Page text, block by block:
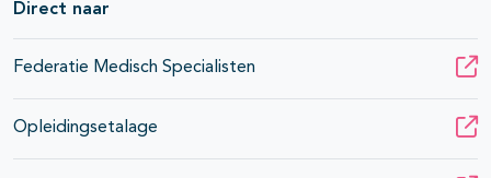
Direct naar
Federatie Medisch Specialisten
Opleidingsetalage